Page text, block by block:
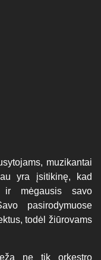
muzikantai
yra įsitikinę, kad
ir mėgausis savo
pasirodymuose
todėl žiūrovams
ne tik orkestro